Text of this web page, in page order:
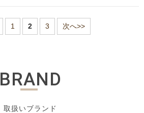
1 2 3 次へ>>
BRAND
取扱いブランド